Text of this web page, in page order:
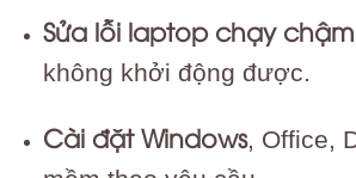
Sửa lỗi laptop chạy chậm
không khởi động được.
Cài đặt Windows, Office,